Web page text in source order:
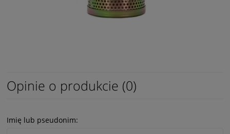
Opinie o produkcie (0)
Imię lub pseudonim: